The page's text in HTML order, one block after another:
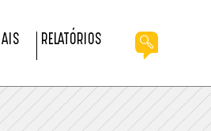
RELATÓRIOS